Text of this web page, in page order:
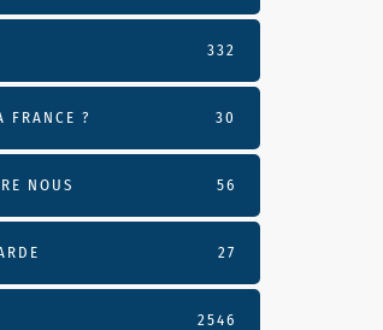
332
FRANCE ? 30
NOUS 56
27
2546